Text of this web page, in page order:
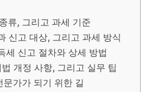
류, 그리고 과세 기준
신고 대상, 그리고 과세 방식
세 신고 절차와 상세 방법
개정 사항, 그리고 실무 팁
가가 되기 위한 길